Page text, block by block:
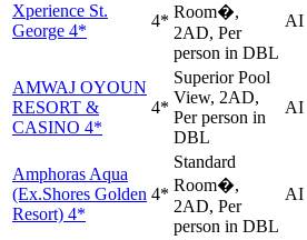
Xperience St.
George 4*
4* Room�,
2AD, Per
person in DBL
AI
AMWAJ OYOUN
RESORT &
CASINO 4*
4*
Superior Pool
View, 2AD,
Per person in
DBL
AI
Amphoras Aqua
(Ex.Shores Golden
Resort) 4*
4*
Standard
Room�,
2AD, Per
person in DBL
AI